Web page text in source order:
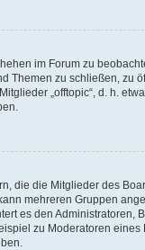
im Forum zu
Themen zu schließen, zu
„offtopic“, d. h.
die die Mitglieder des
mehreren Gruppen
es den Administratoren,
zu Moderatoren